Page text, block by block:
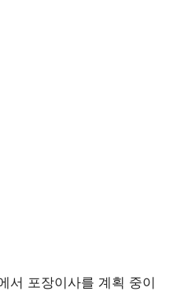
서 포장이사를 계획 중이